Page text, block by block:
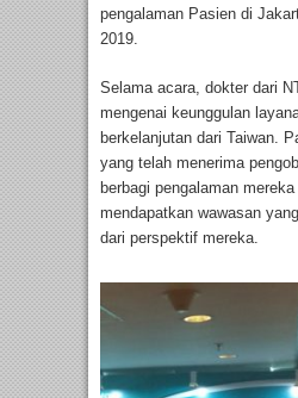
pengalaman Pasien di
2019.
Selama acara, dokter dari
mengenai keunggulan
berkelanjutan dari Taiwan.
yang telah menerima
berbagi pengalaman
mendapatkan wawasan
dari perspektif mereka.